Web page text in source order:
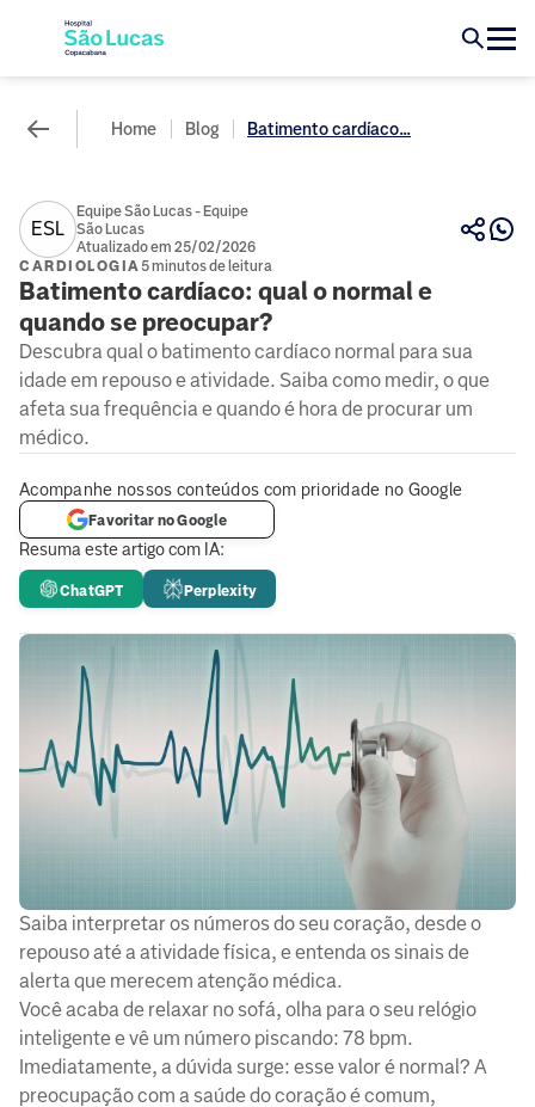
Home Blog Batimento cardíaco...
ESL
Equipe São Lucas - Equipe
São Lucas
Atualizado em 25/02/2026
CARDIOLOGIA 5 minutos de leitura
Batimento cardíaco: qual o normal e
quando se preocupar?
Descubra qual o batimento cardíaco normal para sua
idade em repouso e atividade. Saiba como medir, o que
afeta sua frequência e quando é hora de procurar um
médico.
Resuma este artigo com IA:
ChatGPT Perplexity
Acompanhe nossos conteúdos com prioridade no Google
Favoritar no Google
Saiba interpretar os números do seu coração, desde o
repouso até a atividade física, e entenda os sinais de
alerta que merecem atenção médica.
Você acaba de relaxar no sofá, olha para o seu relógio
inteligente e vê um número piscando: 78 bpm.
Imediatamente, a dúvida surge: esse valor é normal? A
preocupação com a saúde do coração é comum,